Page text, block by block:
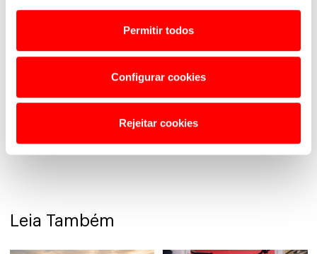
Permitir todos
Configurar cookies
Rejeitar cookies
Saafe Vieira Feitosa
Leia Também